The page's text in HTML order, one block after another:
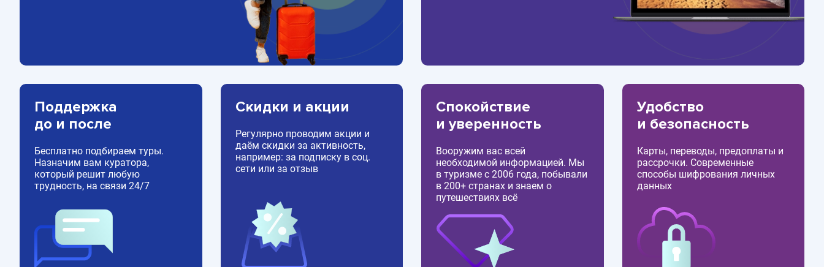
Поддержка
до и после
Бесплатно подбираем туры.
Назначим вам куратора,
который решит любую
трудность, на связи 24/7
Скидки и акции
Регулярно проводим акции и
даём скидки за активность,
например: за подписку в соц.
сети или за отзыв
Спокойствие
и уверенность
Вооружим вас всей
необходимой информацией. Мы
в туризме с 2006 года, побывали
в 200+ странах и знаем о
путешествиях всё
Удобство
и безопасность
Карты, переводы, предоплаты и
рассрочки. Современные
способы шифрования личных
данных